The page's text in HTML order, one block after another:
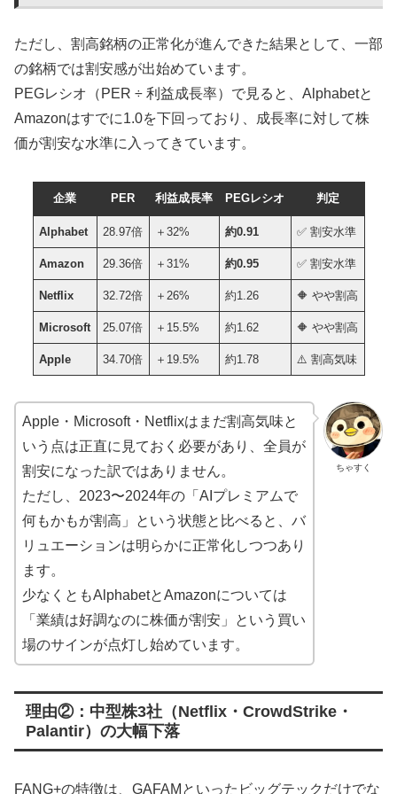
ただし、割高銘柄の正常化が進んできた結果として、一部
の銘柄では割安感が出始めています。
PEGレシオ（PER ÷ 利益成長率）で見ると、Alphabetと
Amazonはすでに1.0を下回っており、成長率に対して株
価が割安な水準に入ってきています。
企業 PER 利益成長率 PEGレシオ 判定
Alphabet 28.97倍 ＋32% 約0.91 ✅ 割安水準
Amazon 29.36倍 ＋31% 約0.95 ✅ 割安水準
Netflix 32.72倍 ＋26% 約1.26 🔶 やや割高
Microsoft 25.07倍 ＋15.5% 約1.62 🔶 やや割高
Apple 34.70倍 ＋19.5% 約1.78 ⚠️ 割高気味
ちゃすく
Apple・Microsoft・Netflixはまだ割高気味と
いう点は正直に見ておく必要があり、全員が
割安になった訳ではありません。
ただし、2023〜2024年の「AIプレミアムで
何もかもが割高」という状態と比べると、バ
リュエーションは明らかに正常化しつつあり
ます。
少なくともAlphabetとAmazonについては
「業績は好調なのに株価が割安」という買い
場のサインが点灯し始めています。
理由②：中型株3社（Netflix・CrowdStrike・
Palantir）の大幅下落
FANG+の特徴は、GAFAMといったビッグテックだけでな